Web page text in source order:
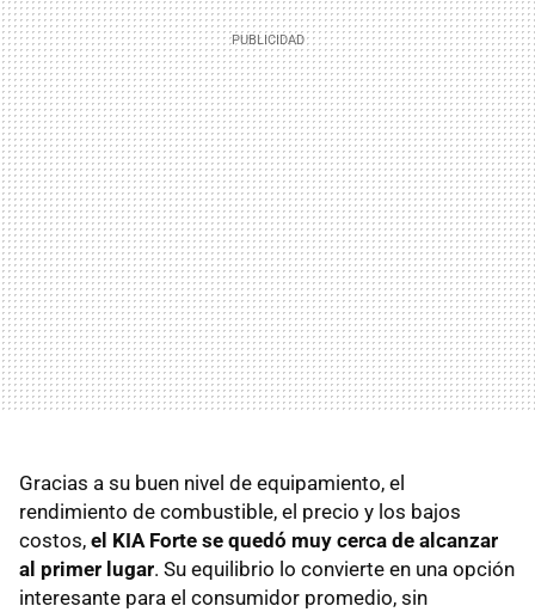
Gracias a su buen nivel de equipamiento, el
rendimiento de combustible, el precio y los bajos
costos, el KIA Forte se quedó muy cerca de alcanzar
al primer lugar. Su equilibrio lo convierte en una opción
interesante para el consumidor promedio, sin